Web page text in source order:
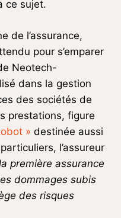
ce sujet.
de l’assurance,
pour s’emparer
Neotech-
dans la gestion
des sociétés de
prestations, figure
» destinée aussi
l’assureur
première assurance
dommages subis
des risques